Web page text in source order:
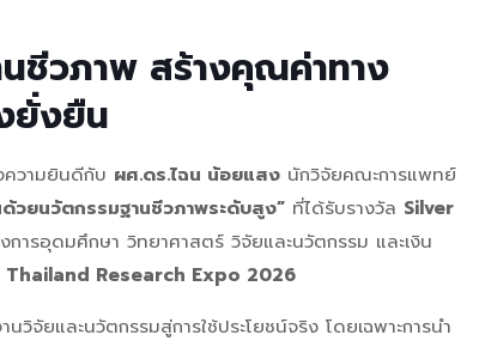
ชีวภาพ สร้างคุณค่าทาง
ยั่งยืน
วามยินดีกับ ผศ.ดร.ไฉน น้อยแสง นักวิจัยคณะการแพทย์
วยนวัตกรรมฐานชีวภาพระดับสูง” ที่ได้รับรางวัล Silver
ารอุดมศึกษา วิทยาศาสตร์ วิจัยและนวัตกรรม และเงิน
Thailand Research Expo 2026
จัยและนวัตกรรมสู่การใช้ประโยชน์จริง โดยเฉพาะการนำ